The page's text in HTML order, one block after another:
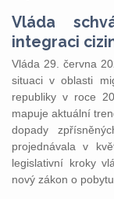
Vláda
integraci
Vláda 29. června
situaci v oblasti
republiky v roce
mapuje aktuální
dopady
projednávala v
legislativní kroky
nový zákon o pobytu